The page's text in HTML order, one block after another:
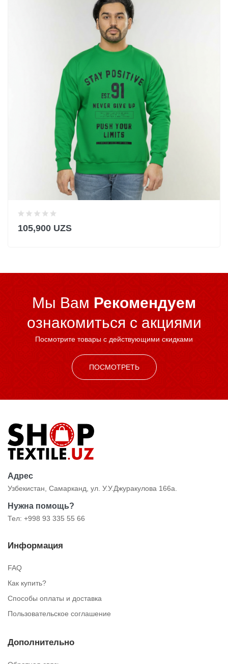
105,900 UZS
Мы Вам Рекомендуем
ознакомиться c акциями
Посмотрите товары с действующими скидками
ПОСМОТРЕТЬ
Адрес
Узбекистан, Самарканд, ул. У.У.Джуракулова 166а.
Нужна помощь?
Тел: +998 93 335 55 66
Информация
FAQ
Как купить?
Способы оплаты и доставка
Пользовательское соглашение
Дополнительно